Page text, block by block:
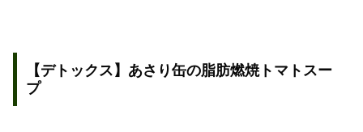
【デトックス】あさり缶の脂肪燃焼トマトスー
プ